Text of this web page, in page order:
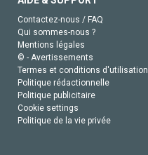
Contactez-nous / FAQ
Qui sommes-nous ?
Mentions légales
© - Avertissements
Termes et conditions d'utilisation
Politique rédactionnelle
Politique publicitaire
Cookie settings
Politique de la vie privée